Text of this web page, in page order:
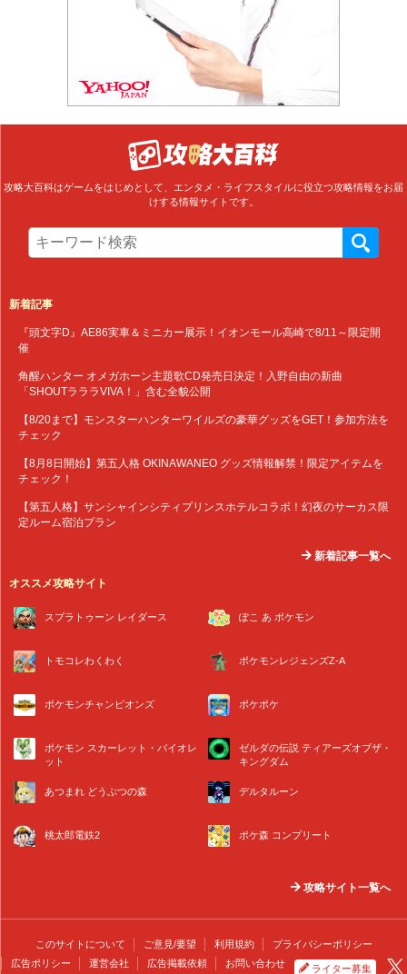
攻略大百科はゲームをはじめとして、エンタメ・ライフスタイルに役立つ攻略情報をお届
けする情報サイトです。
新着記事
『頭文字D』AE86実車＆ミニカー展示！イオンモール高崎で8/11～限定開
催
角醒ハンター オメガホーン主題歌CD発売日決定！入野自由の新曲
「SHOUTラララVIVA！」含む全貌公開
【8/20まで】モンスターハンターワイルズの豪華グッズをGET！参加方法を
チェック
【8月8日開始】第五人格 OKINAWANEO グッズ情報解禁！限定アイテムを
チェック！
【第五人格】サンシャインシティプリンスホテルコラボ！幻夜のサーカス限
定ルーム宿泊プラン
新着記事一覧へ
オススメ攻略サイト
スプラトゥーン レイダース ぽこ あ ポケモン
トモコレわくわく ポケモンレジェンズZ-A
ポケモンチャンピオンズ ポケポケ
ポケモン スカーレット・バイオレ
ット
ゼルダの伝説 ティアーズオブザ・
キングダム
あつまれ どうぶつの森 デルタルーン
桃太郎電鉄2 ポケ森 コンプリート
攻略サイト一覧へ
このサイトについて ご意見/要望 利用規約
プライバシーポリシー
広告ポリシー
運営会社 広告掲載依頼 お問い合わせ ライター募集